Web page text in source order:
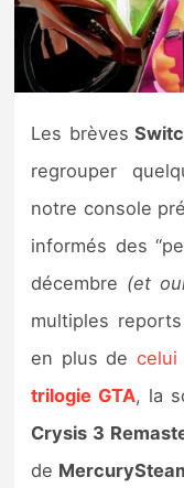
Tests et
Tests
Autres tests
Previews
Les brèves
regrouper
notre console
informés des
décembre (et
multiples
en plus decelui
trilogie GTA, la
Crysis 3
de